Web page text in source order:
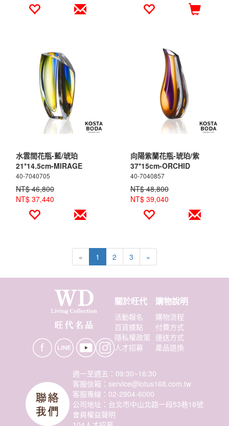
水雲間花瓶-藍/琥珀
21*14.5cm-MIRAGE
40-7040705
NT$ 46,800
NT$ 37,440
向陽紫蘭花瓶-琥珀/紫
37*15cm-ORCHID
40-7040857
NT$ 48,800
NT$ 39,040
« 1 2 3 »
關於旺代
活動報名
百貨據點
隱私權政策
人才招募
購物說明
購物流程
付費方式
運送方式
產品退換
週一至週五：09:30~16:30
客服信箱：service@lotus168.com.tw
客服專線：02-2904-6000
公司地址：台北市中山北路一段53巷18號
會員權益聲明